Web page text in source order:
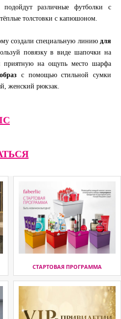
различные футболки с
толстовки с капюшоном.
создали специальную линию для
повязку в виде шапочки на
приятную на ощупь место шарфа
с помощью стильной сумки
женский рюкзак.
СТАРТОВАЯ ПРОГРАММА